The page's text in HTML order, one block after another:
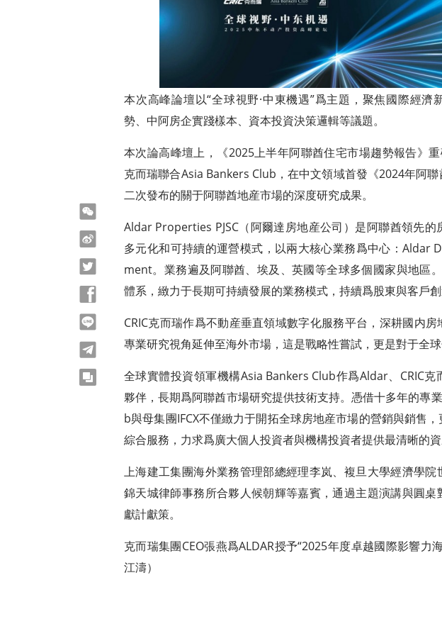
本次高峰論壇以“全球視野·中東機遇”爲主題，聚焦國際經濟
勢、中阿房企實踐樣本、資本投資決策邏輯等議題。
本次論高峰壇上，《2025上半年阿聯酋住宅市場趨勢報告》
克而瑞聯合Asia Bankers Club，在中文領域首發《2024年阿
二次發布的關于阿聯酋地産市場的深度研究成果。
Aldar Properties PJSC（阿爾達房地産公司）是阿聯酋領先
多元化和可持續的運營模式，以兩大核心業務爲中心：Aldar
ment。業務遍及阿聯酋、埃及、英國等全球多個國家與地區
體系，緻力于長期可持續發展的業務模式，持續爲股東與客戶創
CRIC克而瑞作爲不動産垂直領域數字化服務平台，深耕國内
專業研究視角延伸至海外市場，這是戰略性嘗試，更是對于全球
全球實體投資領軍機構Asia Bankers Club作爲Aldar、CRIC
夥伴，長期爲阿聯酋市場研究提供技術支持。憑借十多年的專
b與母集團IFCX不僅緻力于開拓全球房地産市場的營銷與銷售
綜合服務，力求爲廣大個人投資者與機構投資者提供最清晰的資
上海建工集團海外業務管理部總經理李岚、複旦大學經濟學院
錦天城律師事務所合夥人候朝輝等嘉賓，通過主題演講與圓
獻計獻策。
克而瑞集團CEO張燕爲ALDAR授予“2025年度卓越國際影響力
江濤）